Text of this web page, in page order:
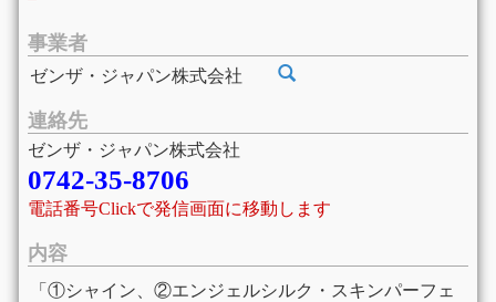
事業者
ゼンザ・ジャパン株式会社
連絡先
ゼンザ・ジャパン株式会社
0742-35-8706
電話番号Clickで発信画面に移動します
内容
「①シャイン、②エンジェルシルク・スキンパーフェ